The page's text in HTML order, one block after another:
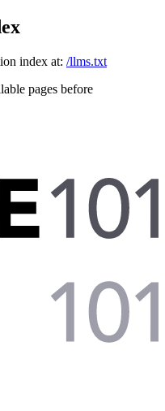
index at: /llms.txt
pages before